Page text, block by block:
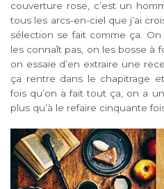
couverture rose, c’est un
tous les arcs-en-ciel que j’ai
sélection se fait comme ça.
les connaît pas, on les bosse à
on essaie d’en extraire une
ça rentre dans le chapitrage
fois qu’on a fait tout ça, on a
plus qu’à le refaire cinquante